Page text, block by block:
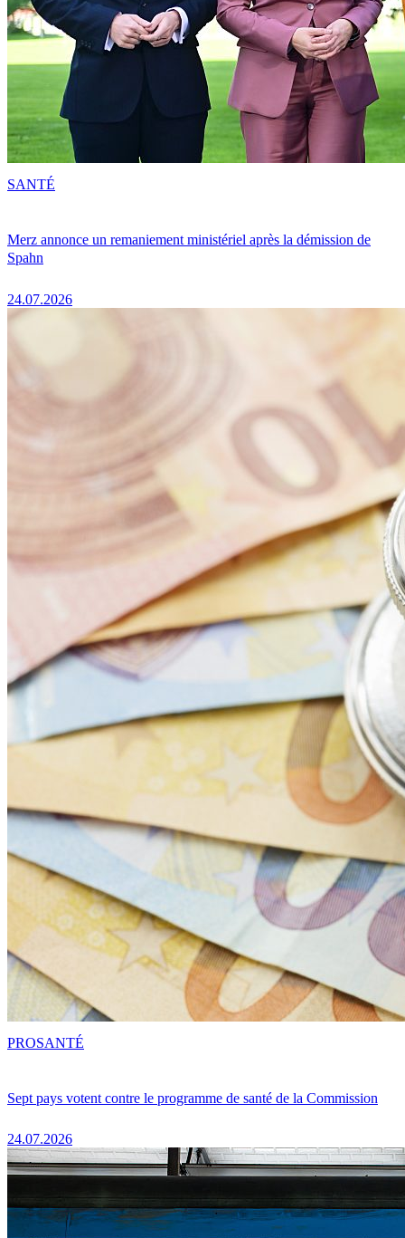
Merz annonce un remaniement ministériel après la démission de
Spahn
24.07.2026
SANTÉ
Sept pays votent contre le programme de santé de la Commission
24.07.2026
PROSANTÉ